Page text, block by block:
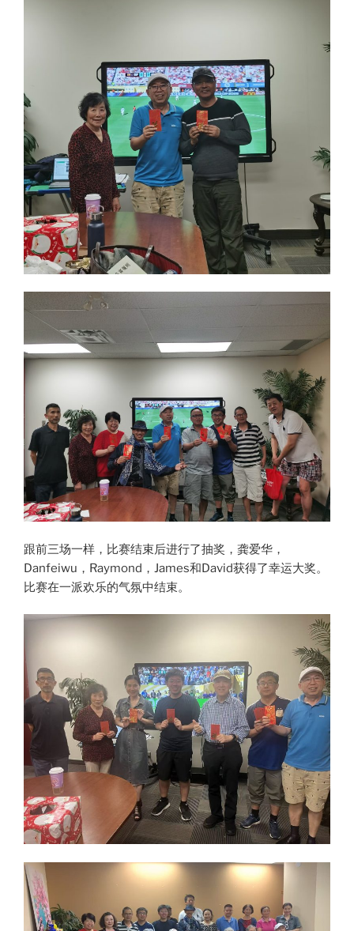
跟前三场一样，比赛结束后进行了抽奖，龚爱华，
Danfeiwu，Raymond，James和David获得了幸运大奖。
比赛在一派欢乐的气氛中结束。